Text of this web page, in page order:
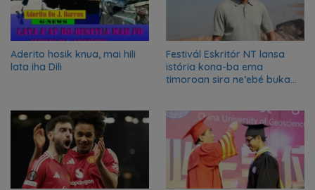
Aderito hosik knua, mai hili
lata iha Dili
Festivál Eskritór NT lansa
istória kona-ba ema
timoroan sira ne’ebé buka